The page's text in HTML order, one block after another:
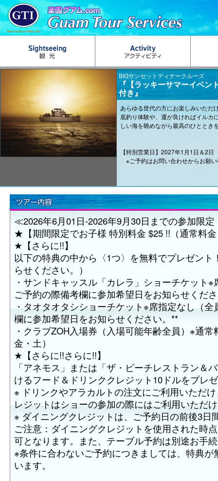
BIGサンセットディナークルーズ
『【ラッキーサマーイベ
付き』
あらゆる世代の方にお楽しみいただ
底釣り体験や、運が良ければイル
しい海を眺めながら最高のひととき
【特別営業日】2027年1月1日＆2日
※ご予約はお問い合わせからお願
≪2026年6月01日-2026年9月30日までの参加限
★【期間限定でお子様 特別料金 $25 !!（通常料
★【さらに!!】
以下の特典の中から〈1つ〉を無料でプレゼント
らせください。）
・サンドキャッスル「カレラ」ショーチケット
ご予約の際備考欄に参加希望日をお知らせくだ
・タオタオタシショーチケット※席指定なし（全
欄に参加希望日をお知らせください。**
・クラブZOH入場券（入場可能年齢全員）※通
金・土）
★【さらに!!さらに!!】
「アネモス」または「ザ・ビーチレストラン＆
けるフード＆ドリンククレジット10ドルをプレ
※ ドリンクやアラカルトの注文にご利用いただ
レジットはショーの参加の際にはご利用いただ
※ ダイニングクレジットは、ご予約日の前後3日
ご注意：ダイニングクレジットを使用された時
可となります。また、テーブル予約は別途お手
※条件に合わないご予約につきましては、特典
います。